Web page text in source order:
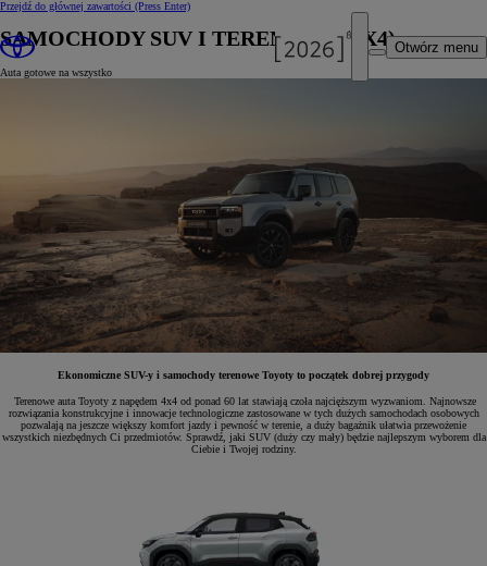
Przejdź do głównej zawartości (Press Enter)
Otwórz menu
SAMOCHODY SUV I TERENOWE (4X4)
Auta gotowe na wszystko
Ekonomiczne SUV-y i samochody terenowe Toyoty to początek dobrej przygody
Terenowe auta Toyoty z napędem 4x4 od ponad 60 lat stawiają czoła najcięższym wyzwaniom. Najnowsze
rozwiązania konstrukcyjne i innowacje technologiczne zastosowane w tych dużych samochodach osobowych
pozwalają na jeszcze większy komfort jazdy i pewność w terenie, a duży bagażnik ułatwia przewożenie
wszystkich niezbędnych Ci przedmiotów. Sprawdź, jaki SUV (duży czy mały) będzie najlepszym wyborem dla
Ciebie i Twojej rodziny.